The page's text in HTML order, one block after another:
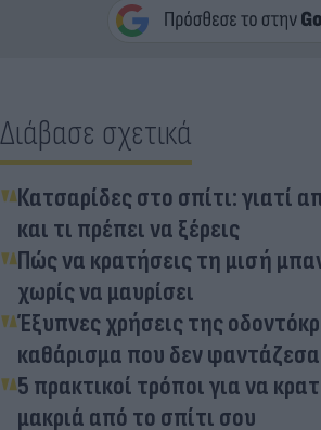
Διάβασε σχετικά
Κατσαρίδες στο σπίτι: γιατί
και τι πρέπει να ξέρεις
Πώς να κρατήσεις τη μισή
χωρίς να μαυρίσει
Έξυπνες χρήσεις της
καθάρισμα που δεν
5 πρακτικοί τρόποι για να
μακριά από το σπίτι σου